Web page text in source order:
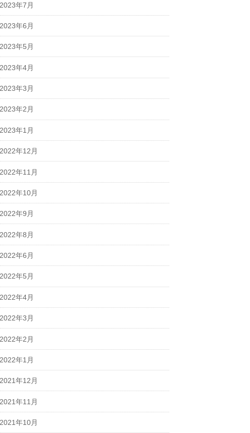
2023年7月
2023年6月
2023年5月
2023年4月
2023年3月
2023年2月
2023年1月
2022年12月
2022年11月
2022年10月
2022年9月
2022年8月
2022年6月
2022年5月
2022年4月
2022年3月
2022年2月
2022年1月
2021年12月
2021年11月
2021年10月